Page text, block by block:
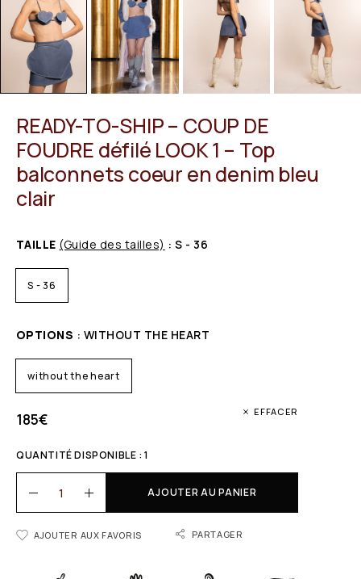
READY-TO-SHIP – COUP DE
FOUDRE défilé LOOK 1 – Top
balconnets coeur en denim bleu
clair
TAILLE (Guide des tailles) : S - 36
S - 36
OPTIONS : WITHOUT THE HEART
without the heart
EFFACER
185€
QUANTITÉ DISPONIBLE : 1
AJOUTER AU PANIER
AJOUTER AUX FAVORIS PARTAGER